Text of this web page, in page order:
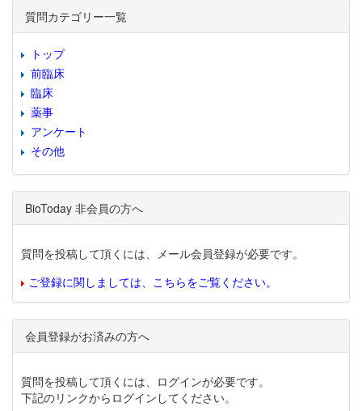
質問カテゴリー一覧
トップ
前臨床
臨床
薬事
アンケート
その他
BioToday 非会員の方へ
質問を投稿して頂くには、メール会員登録が必要です。
ご登録に関しましては、こちらをご覧ください。
会員登録がお済みの方へ
質問を投稿して頂くには、ログインが必要です。
下記のリンクからログインしてください。